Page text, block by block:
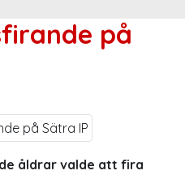
på
åldrar valde att fira